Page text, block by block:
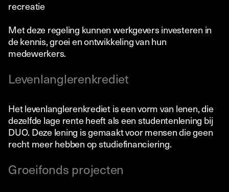
recreatie
Met deze regeling kunnen werkgevers investeren in
de kennis, groei en ontwikkeling van hun
medewerkers.
Levenlanglerenkrediet
Het levenlanglerenkrediet is een vorm van lenen, die
dezelfde lage rente heeft als een studentenlening bij
DUO. Deze lening is gemaakt voor mensen die geen
recht meer hebben op studiefinanciering.
Groeifonds projecten